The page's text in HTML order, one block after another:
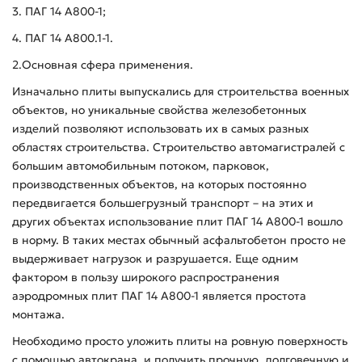
3. ПАГ 14 А800-1;
4. ПАГ 14 А800.1-1.
2.Основная сфера применения.
Изначально плиты выпускались для строительства военных
объектов, но уникальные свойства железобетонных
изделий позволяют использовать их в самых разных
областях строительства. Строительство автомагистралей с
большим автомобильным потоком, парковок,
производственных объектов, на которых постоянно
передвигается большегрузный транспорт – на этих и
других объектах использование плит ПАГ 14 А800-1 вошло
в норму. В таких местах обычный асфальтобетон просто не
выдерживает нагрузок и разрушается. Еще одним
фактором в пользу широкого распространения
аэродромных плит ПАГ 14 А800-1 является простота
монтажа.
Необходимо просто уложить плиты на ровную поверхность